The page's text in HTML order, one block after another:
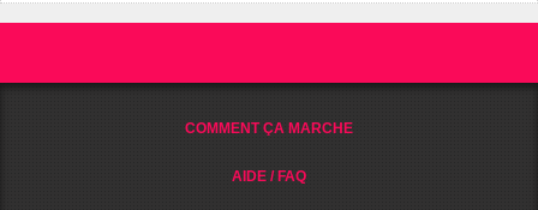
COMMENT ÇA MARCHE
AIDE / FAQ